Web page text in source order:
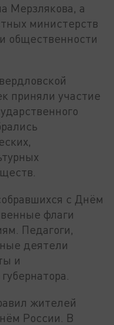
Мерзлякова, а
министерств
общественности
приняли участие
с Днём
флаги
Педагоги,
деятели
и
жителей
России. В